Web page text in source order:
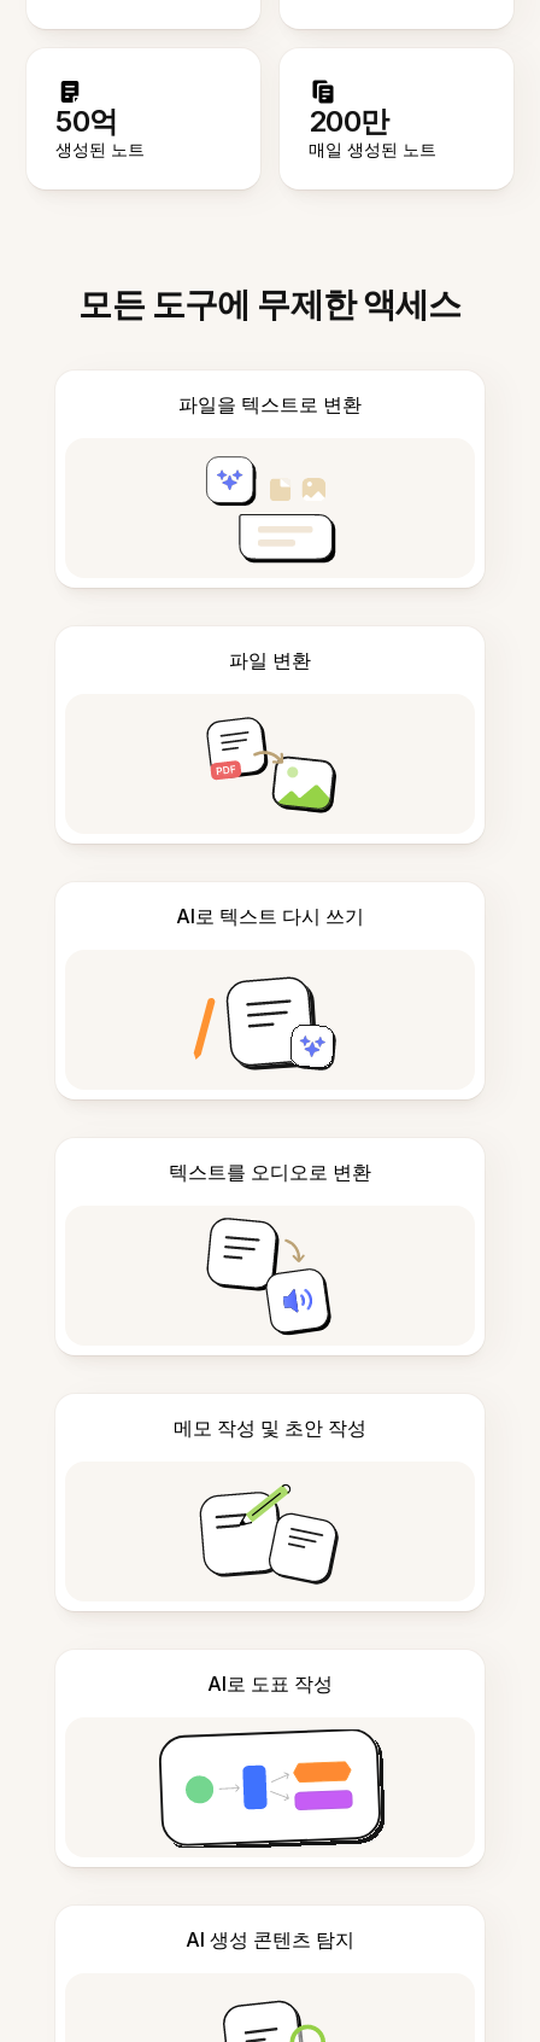
50억
생성된 노트
200만
매일 생성된 노트
모든 도구에 무제한 액세스
파일을 텍스트로 변환
파일 변환
AI로 텍스트 다시 쓰기
텍스트를 오디오로 변환
메모 작성 및 초안 작성
AI로 도표 작성
AI 생성 콘텐츠 탐지